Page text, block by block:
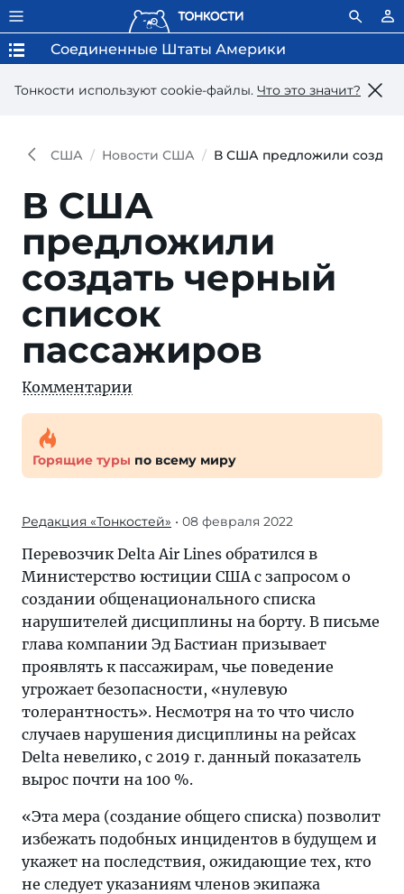
Тонкости используют сookie-файлы. Что это значит?
Соединенные Штаты Америки
США Новости США В США предложили
В США
предложили
создать черный
список
пассажиров
Комментарии
Горящие туры по всему миру
Редакция «Тонкостей» • 08 февраля 2022
Перевозчик Delta Air Lines обратился в
Министерство юстиции США с запросом о
создании общенационального списка
нарушителей дисциплины на борту. В письме
глава компании Эд Бастиан призывает
проявлять к пассажирам, чье поведение
угрожает безопасности, «нулевую
толерантность». Несмотря на то что число
случаев нарушения дисциплины на рейсах
Delta невелико, с 2019 г. данный показатель
вырос почти на 100 %.
«Эта мера (создание общего списка) позволит
избежать подобных инцидентов в будущем и
укажет на последствия, ожидающие тех, кто
не следует указаниям членов экипажа